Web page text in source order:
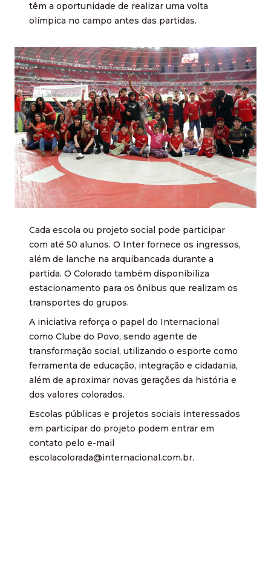
têm a oportunidade de realizar uma volta
olímpica no campo antes das partidas.
Cada escola ou projeto social pode participar
com até 50 alunos. O Inter fornece os ingressos,
além de lanche na arquibancada durante a
partida. O Colorado também disponibiliza
estacionamento para os ônibus que realizam os
transportes do grupos.
A iniciativa reforça o papel do Internacional
como Clube do Povo, sendo agente de
transformação social, utilizando o esporte como
ferramenta de educação, integração e cidadania,
além de aproximar novas gerações da história e
dos valores colorados.
Escolas públicas e projetos sociais interessados
em participar do projeto podem entrar em
contato pelo e-mail
escolacolorada@internacional.com.br.